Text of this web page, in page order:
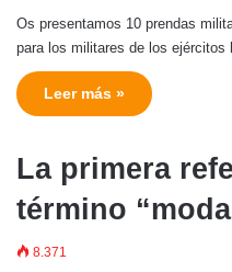
Os presentamos 10 prendas
para los militares de los
Leer más »
La primera
término
8.371